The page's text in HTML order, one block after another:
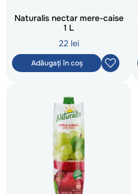
Naturalis nectar mere-caise
1 L
22 lei
Adăugați în coș